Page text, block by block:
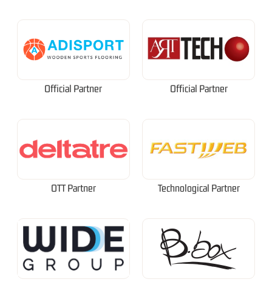
Official Partner Official Partner
OTT Partner Technological Partner